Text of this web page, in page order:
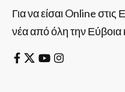
Για να είσαι Online στις
νέα από όλη την Εύβοια